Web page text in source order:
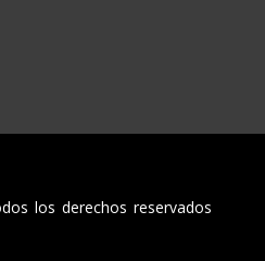
los derechos reservados